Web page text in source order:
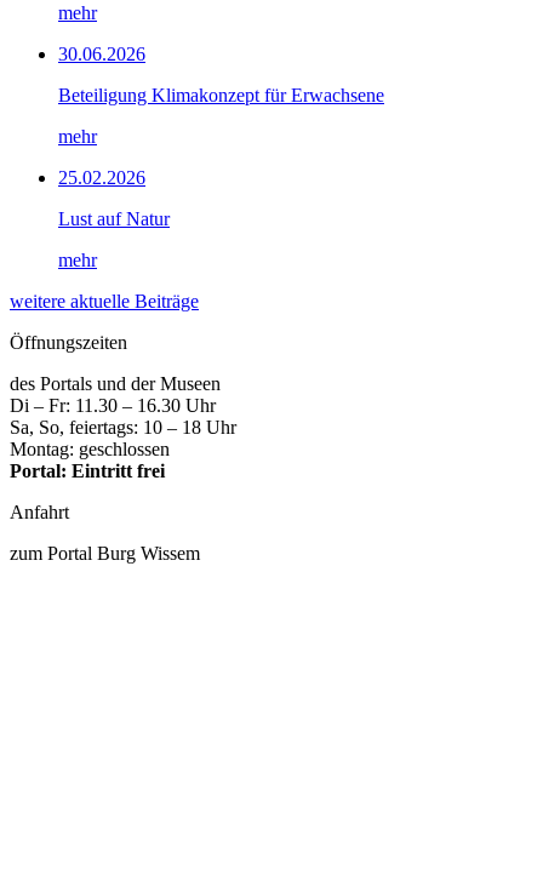
mehr
30.06.2026
Beteiligung Klimakonzept für Erwachsene
mehr
25.02.2026
Lust auf Natur
mehr
weitere aktuelle Beiträge
Öffnungszeiten
des Portals und der Museen
Di – Fr: 11.30 – 16.30 Uhr
Sa, So, feiertags: 10 – 18 Uhr
Montag: geschlossen
Portal: Eintritt frei
Anfahrt
zum Portal Burg Wissem